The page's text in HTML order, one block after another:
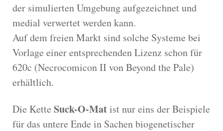
der simulierten Umgebung aufgezeichnet und
medial verwertet werden kann.
Auf dem freien Markt sind solche Systeme bei
Vorlage einer entsprechenden Lizenz schon für
620c (Necrocomicon II von Beyond the Pale)
erhältlich.
Die Kette Suck-O-Matist nur eins der Beispiele
für das untere Ende in Sachen biogenetischer